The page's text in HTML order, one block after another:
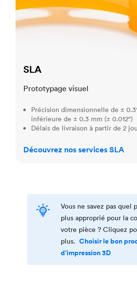
SLA
Prototypage visuel
Précision dimensionnelle de ±
inférieure de ± 0.3 mm (± 0.012")
Délais de livraison à partir de 2
Découvrez nos services SLA
Vous ne savez pas quel
plus approprié pour la
votre pièce ? Cliquez
plus. Choisir le bon
d’impression 3D